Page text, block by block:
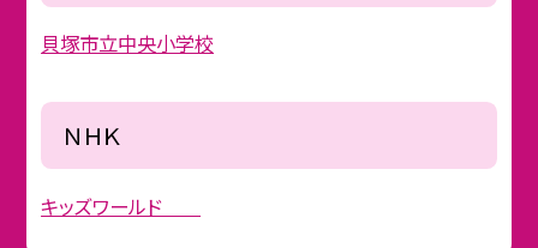
貝塚市立中央小学校
ＮＨＫ
キッズワールド